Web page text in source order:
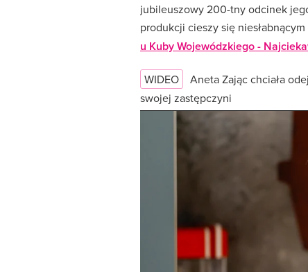
jubileuszowy 200-tny odcinek
produkcji cieszy się
u Kuby Wojewódzkiego -
WIDEO
Aneta Zając chciała
swojej zastępczyni